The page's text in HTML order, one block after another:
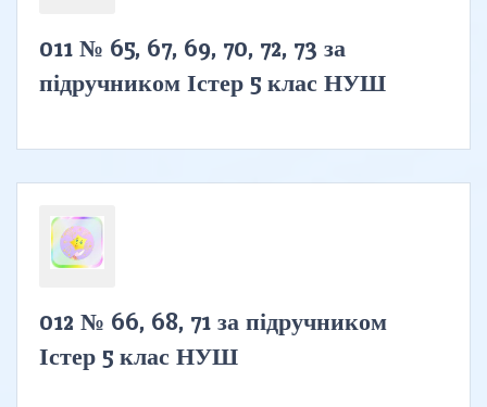
011 № 65, 67, 69, 70, 72, 73 за
підручником Істер 5 клас НУШ
012 № 66, 68, 71 за підручником
Істер 5 клас НУШ